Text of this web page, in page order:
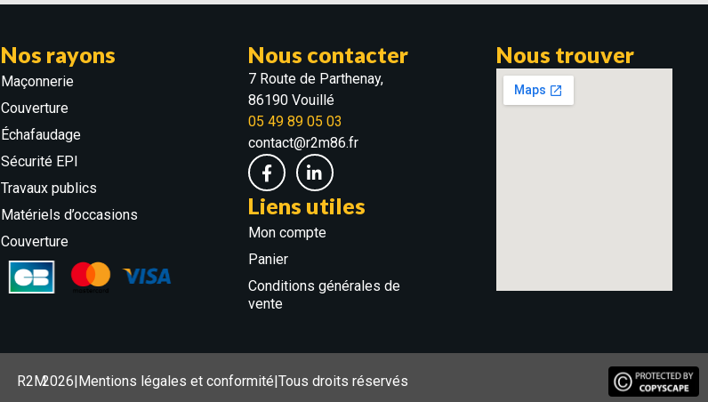
Nos rayons
Maçonnerie
Couverture
Échafaudage
Sécurité EPI
Travaux publics
Matériels d’occasions
Couverture
Nous contacter
7 Route de Parthenay,
86190 Vouillé
05 49 89 05 03
contact@r2m86.fr
Liens utiles
Mon compte
Panier
Conditions générales de
vente
Nous trouver
R2M2026|Mentions légales et conformité|Tous droits réservés